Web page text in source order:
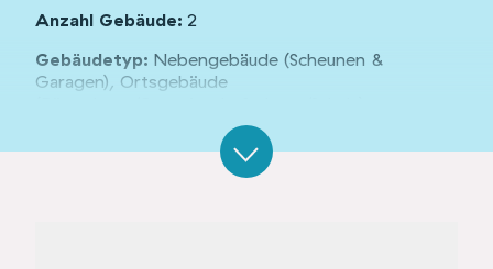
Anzahl Gebäude: 2
Gebäudetyp: Nebengebäude (Scheunen &
Garagen), Ortsgebäude
Unternehmen